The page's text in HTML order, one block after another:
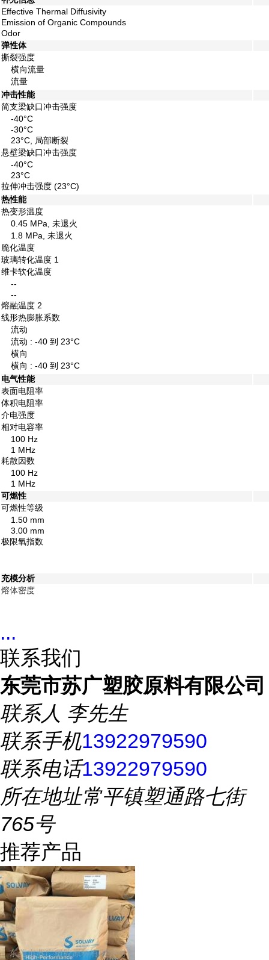
Effective Thermal Diffusivity
Emission of Organic Compounds
Odor
弹性体
撕裂强度
横向流量
流量
冲击性能
简支梁缺口冲击强度
-40°C
-30°C
23°C, 局部断裂
悬壁梁缺口冲击强度
-40°C
23°C
拉伸冲击强度 (23°C)
热性能
热变形温度
0.45 MPa, 未退火
1.8 MPa, 未退火
脆化温度
玻璃转化温度 1
维卡软化温度
--
--
熔融温度 2
线形热膨胀系数
流动
流动 : -40 到 23°C
横向
横向 : -40 到 23°C
电气性能
表面电阻率
体积电阻率
介电强度
相对电容率
100 Hz
1 MHz
耗散因数
100 Hz
1 MHz
可燃性
可燃性等级
1.50 mm
3.00 mm
极限氧指数
充模分析
熔体密度
...
联系我们
东莞市苏广塑胶原料有限公司
联系人 李先生
联系手机13922979590
联系电话13922979590
所在地址常平镇塑通路七街
765号
推荐产品